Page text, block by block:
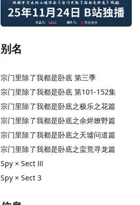
别名
宗门里除了我都是卧底 第三季
宗门里除了我都是卧底 第101-152集
宗门里除了我都是卧底之极乐之花篇
宗门里除了我都是卧底之余烬燎野篇
宗门里除了我都是卧底之天墟问道篇
宗门里除了我都是卧底之蛮荒寻龙篇
Spy × Sect Ⅲ
Spy × Sect 3